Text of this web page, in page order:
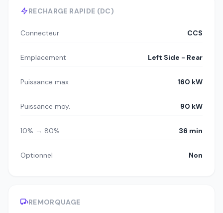
RECHARGE RAPIDE (DC)
Connecteur CCS
Emplacement Left Side - Rear
Puissance max 160 kW
Puissance moy. 90 kW
10% → 80% 36 min
Optionnel Non
REMORQUAGE